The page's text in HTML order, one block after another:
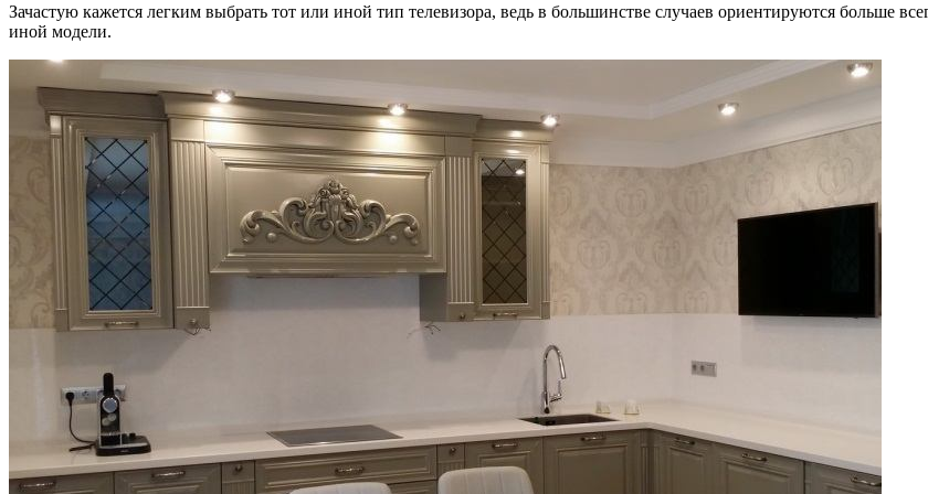
Зачастую кажется легким выбрать тот или иной тип телевизора, ведь в большинстве случаев ориентируются больше
иной модели.